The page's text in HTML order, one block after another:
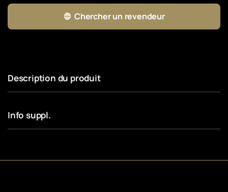
Chercher un revendeur
Description du produit
Info suppl.